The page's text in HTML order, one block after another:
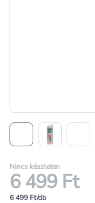
Nincs készleten
6 499 Ft
6 499 Ft/db